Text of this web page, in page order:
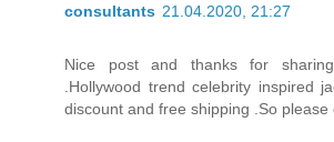
consultants 21.04.2020, 21:27
Nice post and thanks for
.Hollywood trend celebrity inspired
discount and free shipping .So please